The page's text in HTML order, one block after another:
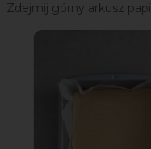
Zdejmij górny arkusz